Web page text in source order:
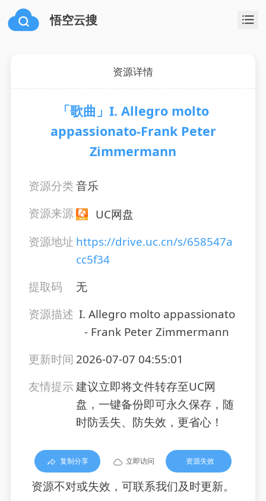
悟空云搜
资源详情
「歌曲」I. Allegro molto
appassionato-Frank Peter
Zimmermann
资源分类音乐
资源来源
UC网盘
资源地址 https://drive.uc.cn/s/658547a
cc5f34
提取码
无
资源描述 I. Allegro molto appassionato
- Frank Peter Zimmermann
更新时间 2026-07-07 04:55:01
友情提示建议立即将文件转存至UC网
盘，一键备份即可永久保存，随
时防丢失、防失效，更省心！
复制分享 立即访问 资源失效
资源不对或失效，可联系我们及时更新。